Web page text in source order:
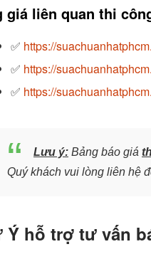
giá liên quan thi
✅ https://
✅ https://
✅ https://
Lưu ý: Bảng báo giá
Quý khách vui lòng liên hệ
Ý hỗ trợ tư vấn